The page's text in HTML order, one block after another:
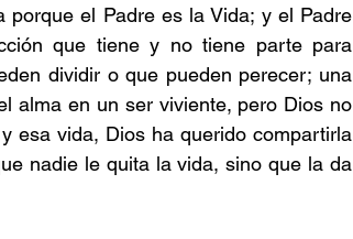
el Padre es la Vida; y el Padre
que tiene y no tiene parte para
dividir o que pueden perecer; una
alma en un ser viviente, pero Dios no
esa vida, Dios ha querido compartirla
nadie le quita la vida, sino que la da